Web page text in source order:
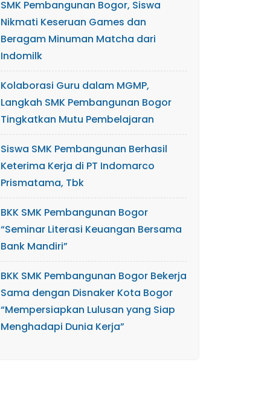
SMK Pembangunan Bogor, Siswa
Nikmati Keseruan Games dan
Beragam Minuman Matcha dari
Indomilk
Kolaborasi Guru dalam MGMP,
Langkah SMK Pembangunan Bogor
Tingkatkan Mutu Pembelajaran
Siswa SMK Pembangunan Berhasil
Keterima Kerja di PT Indomarco
Prismatama, Tbk
BKK SMK Pembangunan Bogor
“Seminar Literasi Keuangan Bersama
Bank Mandiri”
BKK SMK Pembangunan Bogor Bekerja
Sama dengan Disnaker Kota Bogor
“Mempersiapkan Lulusan yang Siap
Menghadapi Dunia Kerja”